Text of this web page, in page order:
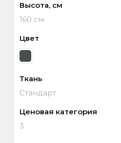
Высота, см
160 см
Цвет
Ткань
Стандарт
Ценовая категория
3